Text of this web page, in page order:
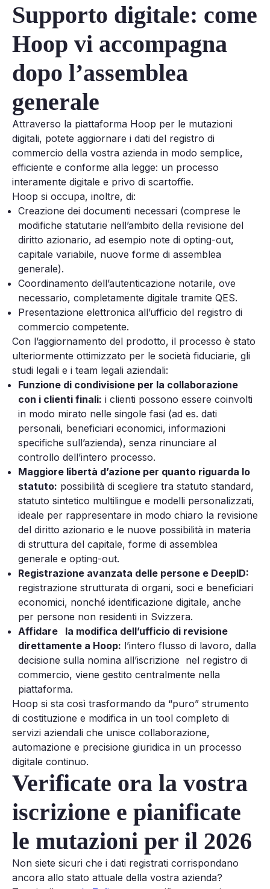
Supporto digitale: come
Hoop vi accompagna
dopo l’assemblea
generale
Attraverso la piattaforma Hoop per le mutazioni
digitali, potete aggiornare i dati del registro di
commercio della vostra azienda in modo semplice,
efficiente e conforme alla legge: un processo
interamente digitale e privo di scartoffie.
Hoop si occupa, inoltre, di:
Creazione dei documenti necessari (comprese le
modifiche statutarie nell’ambito della revisione del
diritto azionario, ad esempio note di opting-out,
capitale variabile, nuove forme di assemblea
generale).
Coordinamento dell’autenticazione notarile, ove
necessario, completamente digitale tramite QES.
Presentazione elettronica all’ufficio del registro di
commercio competente.
Con l’aggiornamento del prodotto, il processo è stato
ulteriormente ottimizzato per le società fiduciarie, gli
studi legali e i team legali aziendali:
Funzione di condivisione per la collaborazione
con i clienti finali: i clienti possono essere coinvolti
in modo mirato nelle singole fasi (ad es. dati
personali, beneficiari economici, informazioni
specifiche sull’azienda), senza rinunciare al
controllo dell’intero processo.
Maggiore libertà d’azione per quanto riguarda lo
statuto: possibilità di scegliere tra statuto standard,
statuto sintetico multilingue e modelli personalizzati,
ideale per rappresentare in modo chiaro la revisione
del diritto azionario e le nuove possibilità in materia
di struttura del capitale, forme di assemblea
generale e opting-out.
Registrazione avanzata delle persone e DeepID:
registrazione strutturata di organi, soci e beneficiari
economici, nonché identificazione digitale, anche
per persone non residenti in Svizzera.
Affidare la modifica dell’ufficio di revisione
direttamente a Hoop: l’intero flusso di lavoro, dalla
decisione sulla nomina all’iscrizione nel registro di
commercio, viene gestito centralmente nella
piattaforma.
Hoop si sta così trasformando da “puro” strumento
di costituzione e modifica in un tool completo di
servizi aziendali che unisce collaborazione,
automazione e precisione giuridica in un processo
digitale continuo.
Verificate ora la vostra
iscrizione e pianificate
le mutazioni per il 2026
Non siete sicuri che i dati registrati corrispondano
ancora allo stato attuale della vostra azienda?